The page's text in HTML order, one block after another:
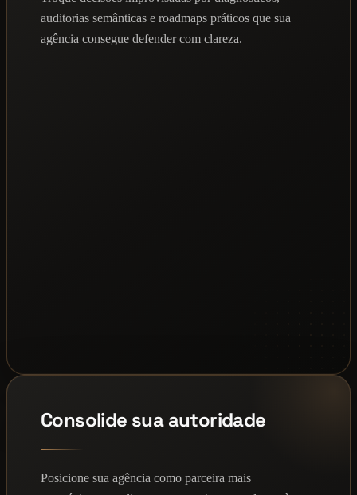
auditorias semânticas e roadmaps práticos que sua
agência consegue defender com clareza.
Consolide sua autoridade
Posicione sua agência como parceira mais